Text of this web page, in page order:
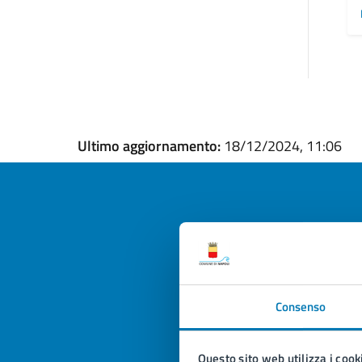
Consenso
Ultimo aggiornamento: 18/12/2024, 11:06
Valuta